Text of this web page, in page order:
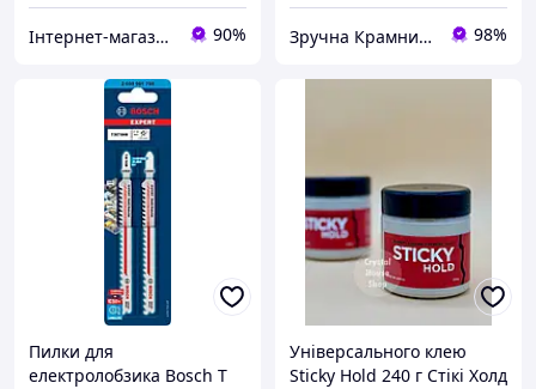
Інтернет-магазин "inGarden" 90% Зручна Крамниця 98%
Пилки для
електролобзика Bosch T
Універсального клею
Sticky Hold 240 г Стікі Холд